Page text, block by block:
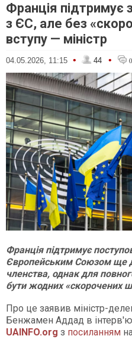
Франція підтримує
з ЄС, але без
вступу — міністр
04.05.2026, 11:15 • 44 • 0
Франція підтримує
Європейським Союзом ще
членства, однак для
бути жодних «скорочених
Про це заявив міністр-
Бенжамен Аддад в інтерв'ю
UAINFO.org з посиланням